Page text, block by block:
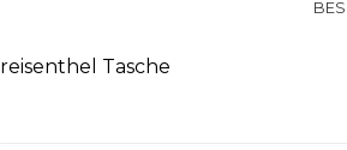
reisenthel Tasche